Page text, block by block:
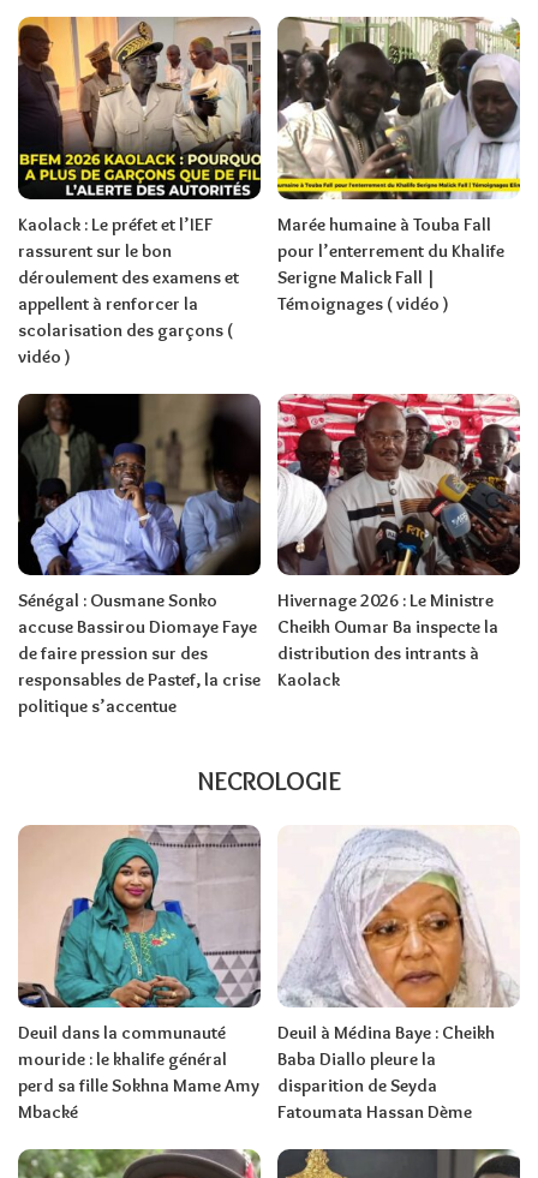
Kaolack : Le préfet et l’IEF
rassurent sur le bon
déroulement des examens et
appellent à renforcer la
scolarisation des garçons (
vidéo )
Marée humaine à Touba Fall
pour l’enterrement du Khalife
Serigne Malick Fall |
Témoignages ( vidéo )
Sénégal : Ousmane Sonko
accuse Bassirou Diomaye Faye
de faire pression sur des
responsables de Pastef, la crise
politique s’accentue
Hivernage 2026 : Le Ministre
Cheikh Oumar Ba inspecte la
distribution des intrants à
Kaolack
NECROLOGIE
Deuil dans la communauté
mouride : le khalife général
perd sa fille Sokhna Mame Amy
Mbacké
Deuil à Médina Baye : Cheikh
Baba Diallo pleure la
disparition de Seyda
Fatoumata Hassan Dème